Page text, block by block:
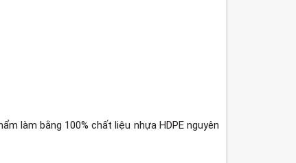
làm bằng 100% chất liệu nhựa HDPE nguyên